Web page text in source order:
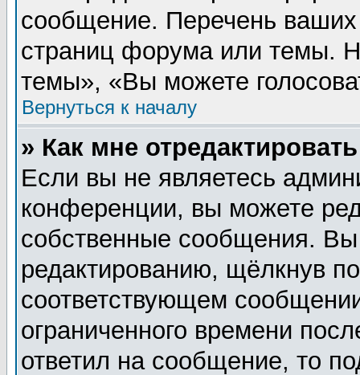
сообщение. Перечень ваших
страниц форума или темы.
темы», «Вы можете
Вернуться к началу
» Как мне
Если вы не являетесь
конференции, вы можете
собственные сообщения.
редактированию, щёлкнув
соответствующем
ограниченного времени
ответил на сообщение, то